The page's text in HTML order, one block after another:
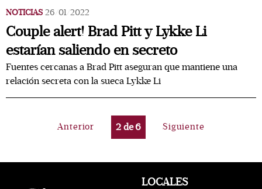
NOTICIAS 26/01/2022
Couple alert! Brad Pitt y Lykke Li
estarían saliendo en secreto
Fuentes cercanas a Brad Pitt aseguran que mantiene una
relación secreta con la sueca Lykke Li
Anterior 2 de6 Siguiente
LOCALES